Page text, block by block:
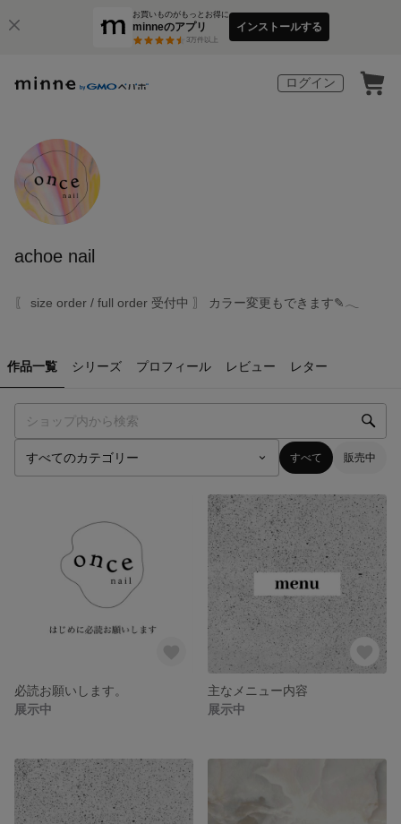
お買いものがもっとお得に
minneのアプリ
3万件以上
インストールする
ログイン
achoe nail
〖 size order / full order 受付中 〗 カラー変更もできます✎𓂃
作品一覧 シリーズ プロフィール レビュー レター
すべて 販売中
必読お願いします。
展示中
主なメニュー内容
展示中